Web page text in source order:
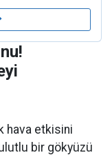
hava etkisini
bir gökyüzü